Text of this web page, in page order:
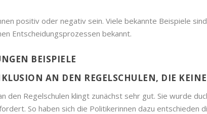
positiv oder negativ sein. Viele bekannte Beispiele
Entscheidungsprozessen bekannt.
BEISPIELE
AN DEN REGELSCHULEN, DIE
den Regelschulen klingt zunächst sehr gut. Sie wurde
So haben sich die Politikerinnen dazu entschieden